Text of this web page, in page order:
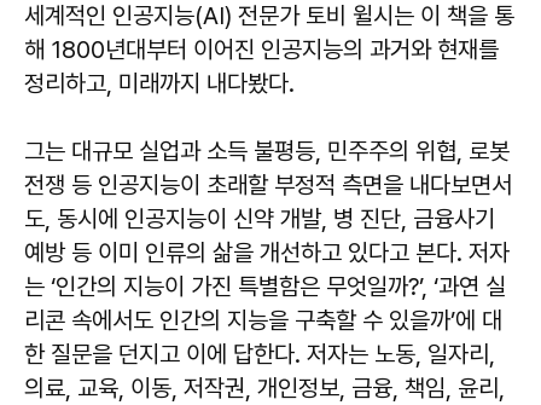
세계적인 인공지능(AI) 전문가 토비 윌시는 이 책을 통
해 1800년대부터 이어진 인공지능의 과거와 현재를
정리하고, 미래까지 내다봤다.
그는 대규모 실업과 소득 불평등, 민주주의 위협, 로봇
전쟁 등 인공지능이 초래할 부정적 측면을 내다보면서
도, 동시에 인공지능이 신약 개발, 병 진단, 금융사기
예방 등 이미 인류의 삶을 개선하고 있다고 본다. 저자
는 ‘인간의 지능이 가진 특별함은 무엇일까?’, ‘과연 실
리콘 속에서도 인간의 지능을 구축할 수 있을까’에 대
한 질문을 던지고 이에 답한다. 저자는 노동, 일자리,
의료, 교육, 이동, 저작권, 개인정보, 금융, 책임, 윤리,